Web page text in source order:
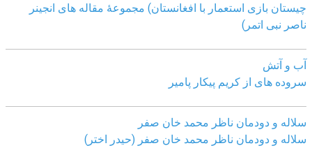
چیستان بازی استعمار با افغانستان) مجموعۀ مقاله های انجینر
ناصر نبی اتمر)
آب و آتش
سروده های از کریم پیکار پامیر
سلاله و دودمان ناظر محمد خان صفر
سلاله و دودمان ناظر محمد خان صفر (حیدر اختر)